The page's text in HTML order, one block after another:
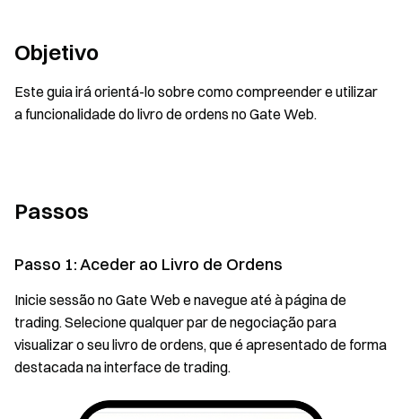
Objetivo
Este guia irá orientá-lo sobre como compreender e utilizar
a funcionalidade do livro de ordens no Gate Web.
Passos
Passo 1: Aceder ao Livro de Ordens
Inicie sessão no Gate Web e navegue até à página de
trading. Selecione qualquer par de negociação para
visualizar o seu livro de ordens, que é apresentado de forma
destacada na interface de trading.